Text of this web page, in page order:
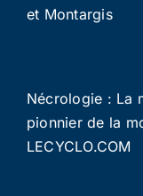
et Montargis
Nécrologie : La
pionnier de la
LECYCLO.COM